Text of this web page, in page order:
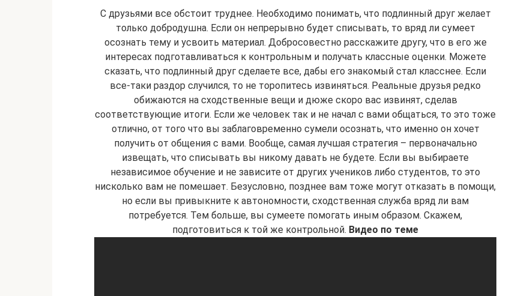
С друзьями все обстоит труднее. Необходимо понимать, что подлинный друг желает
только добродушна. Если он непрерывно будет списывать, то вряд ли сумеет
осознать тему и усвоить материал. Добросовестно расскажите другу, что в его же
интересах подготавливаться к контрольным и получать классные оценки. Можете
сказать, что подлинный друг сделаете все, дабы его знакомый стал класснее. Если
все-таки раздор случился, то не торопитесь извиняться. Реальные друзья редко
обижаются на сходственные вещи и дюже скоро вас извинят, сделав
соответствующие итоги. Если же человек так и не начал с вами общаться, то это тоже
отлично, от того что вы заблаговременно сумели осознать, что именно он хочет
получить от общения с вами. Вообще, самая лучшая стратегия – первоначально
извещать, что списывать вы никому давать не будете. Если вы выбираете
независимое обучение и не зависите от других учеников либо студентов, то это
нисколько вам не помешает. Безусловно, позднее вам тоже могут отказать в помощи,
но если вы привыкните к автономности, сходственная служба вряд ли вам
потребуется. Тем больше, вы сумеете помогать иным образом. Скажем,
подготовиться к той же контрольной. Видео по теме